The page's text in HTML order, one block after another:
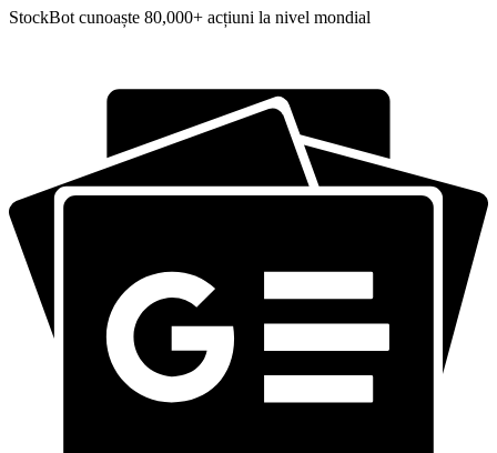
StockBot cunoaște 80,000+ acțiuni la nivel mondial